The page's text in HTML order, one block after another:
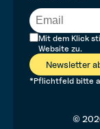
Mit dem Klick
Website zu.
Newsletter
*Pflichtfeld bitte
©